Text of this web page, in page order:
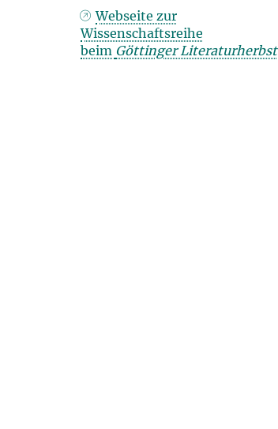
Webseite zur
Wissenschaftsreihe
beim Göttinger Literaturherbst